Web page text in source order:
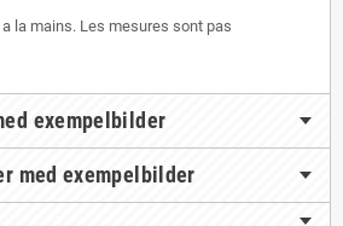
la mains. Les mesures sont pas
exempelbilder
med exempelbilder